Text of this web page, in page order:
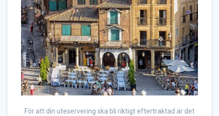
För att din uteservering ska bli riktigt eftertraktad är det